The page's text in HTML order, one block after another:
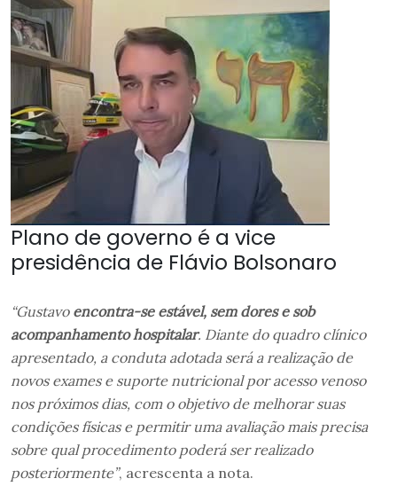
Plano de governo é a vice
presidência de Flávio Bolsonaro
“Gustavo encontra-se estável, sem dores e sob
acompanhamento hospitalar. Diante do quadro clínico
apresentado, a conduta adotada será a realização de
novos exames e suporte nutricional por acesso venoso
nos próximos dias, com o objetivo de melhorar suas
condições físicas e permitir uma avaliação mais precisa
sobre qual procedimento poderá ser realizado
posteriormente”, acrescenta a nota.